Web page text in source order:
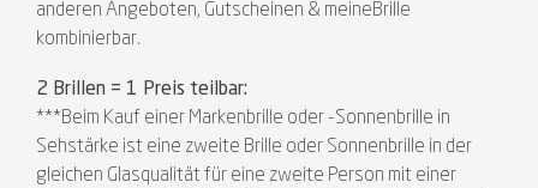
anderen Angeboten, Gutscheinen & meineBrille
kombinierbar.
2 Brillen = 1 Preis teilbar:
***Beim Kauf einer Markenbrille oder -Sonnenbrille in
Sehstärke ist eine zweite Brille oder Sonnenbrille in der
gleichen Glasqualität für eine zweite Person mit einer